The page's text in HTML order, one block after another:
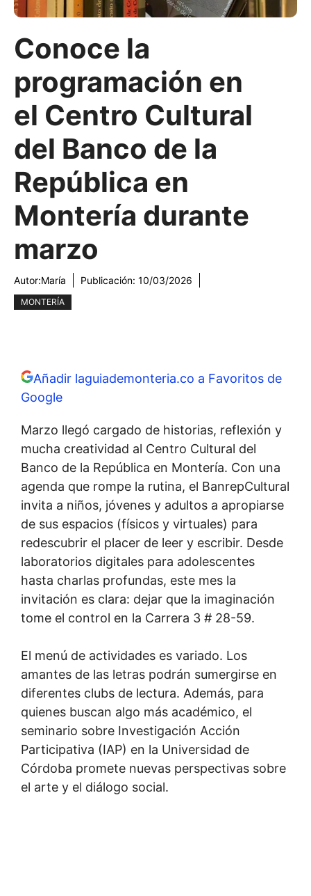
Conoce la
programación en
el Centro Cultural
del Banco de la
República en
Montería durante
marzo
Autor:María Publicación: 10/03/2026
MONTERÍA
Añadir laguiademonteria.co a Favoritos de
Google
Marzo llegó cargado de historias, reflexión y
mucha creatividad al Centro Cultural del
Banco de la República en Montería. Con una
agenda que rompe la rutina, el BanrepCultural
invita a niños, jóvenes y adultos a apropiarse
de sus espacios (físicos y virtuales) para
redescubrir el placer de leer y escribir. Desde
laboratorios digitales para adolescentes
hasta charlas profundas, este mes la
invitación es clara: dejar que la imaginación
tome el control en la Carrera 3 # 28-59.
El menú de actividades es variado. Los
amantes de las letras podrán sumergirse en
diferentes clubs de lectura. Además, para
quienes buscan algo más académico, el
seminario sobre Investigación Acción
Participativa (IAP) en la Universidad de
Córdoba promete nuevas perspectivas sobre
el arte y el diálogo social.